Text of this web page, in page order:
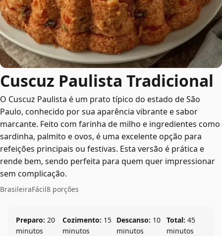
Cuscuz Paulista Tradicional
O Cuscuz Paulista é um prato típico do estado de São
Paulo, conhecido por sua aparência vibrante e sabor
marcante. Feito com farinha de milho e ingredientes como
sardinha, palmito e ovos, é uma excelente opção para
refeições principais ou festivas. Esta versão é prática e
rende bem, sendo perfeita para quem quer impressionar
sem complicação.
BrasileiraFácil8 porções
Preparo: 20
minutos
Cozimento: 15
minutos
Descanso: 10
minutos
Total: 45
minutos